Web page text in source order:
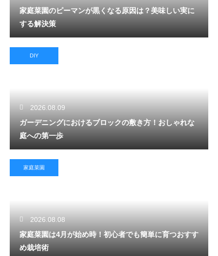
家庭菜園のピーマンが黒くなる原因は？美味しい実に
する解決策
DIY
2026.08.09
ガーデニングにおけるブロックの敷き方！おしゃれな
庭への第一歩
家庭菜園
2026.08.08
家庭菜園は4月が始め時！初心者でも簡単に育つおすす
め栽培術